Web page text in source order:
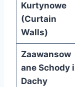
Kurtynowe
(Curtain
Walls)
Zaawansow
ane Schody i
Dachy